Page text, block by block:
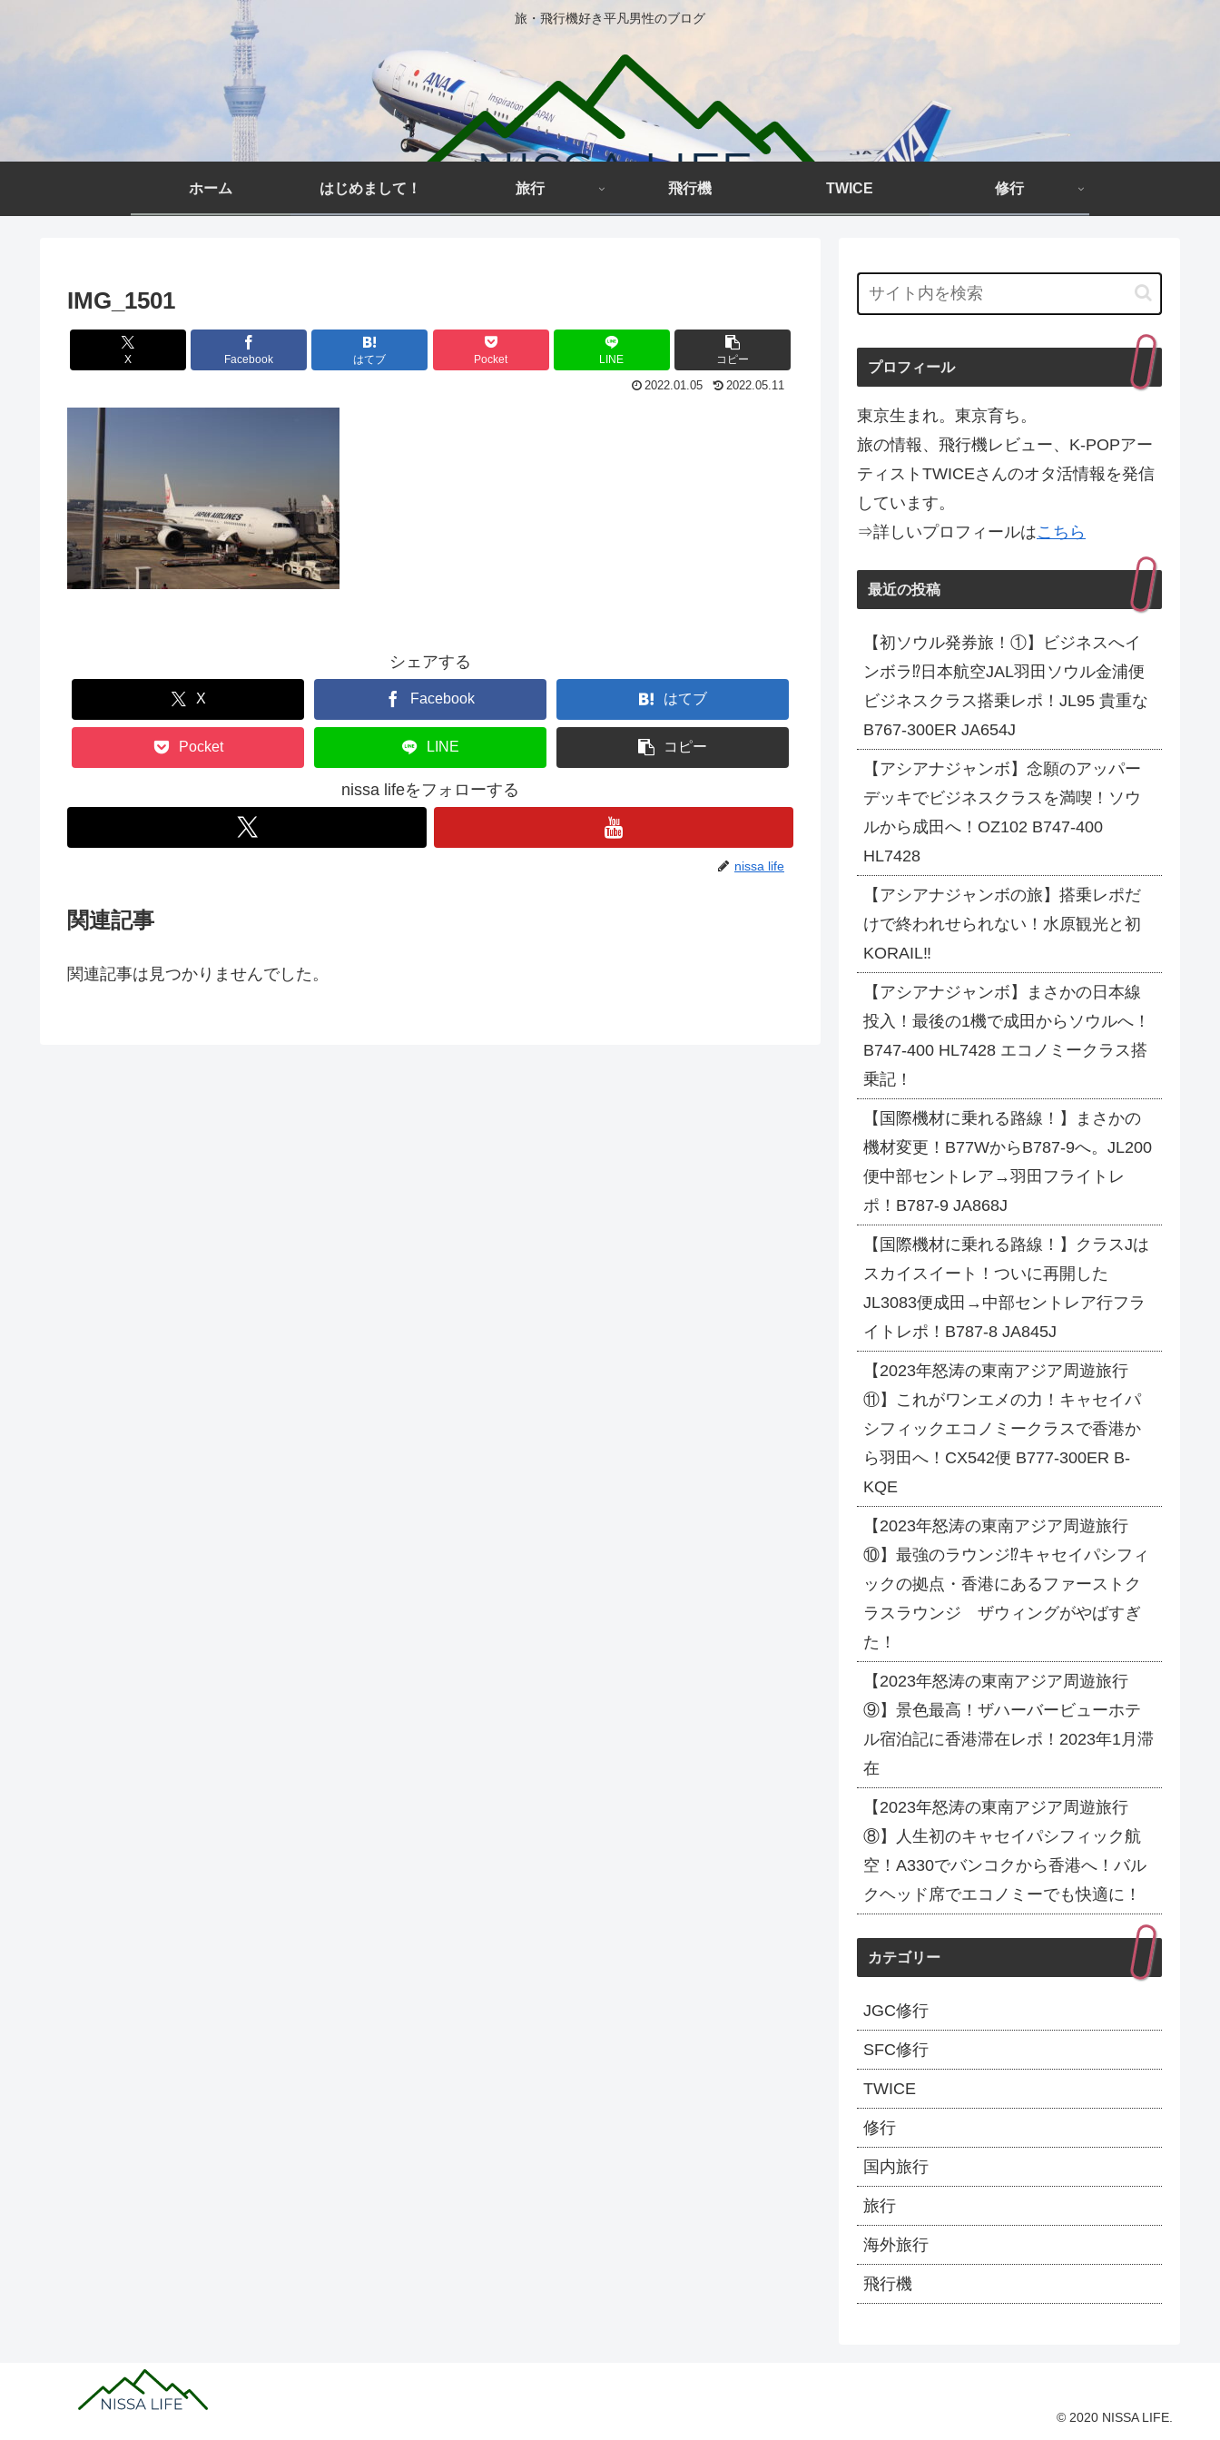
旅・飛行機好き平凡男性のブログ
ホーム はじめまして！ 旅行 飛行機 TWICE 修行
IMG_1501
X Facebook はてブ Pocket LINE コピー
2022.01.05 2022.05.11
シェアする
X Facebook はてブ
Pocket LINE コピー
nissa lifeをフォローする
nissa life
関連記事
関連記事は見つかりませんでした。
プロフィール
東京生まれ。東京育ち。
旅の情報、飛行機レビュー、K-POPアー
ティストTWICEさんのオタ活情報を発信
しています。
⇒詳しいプロフィールはこちら
最近の投稿
【初ソウル発券旅！①】ビジネスへイ
ンボラ⁉日本航空JAL羽田ソウル金浦便
ビジネスクラス搭乗レポ！JL95 貴重な
B767-300ER JA654J
【アシアナジャンボ】念願のアッパー
デッキでビジネスクラスを満喫！ソウ
ルから成田へ！OZ102 B747-400
HL7428
【アシアナジャンボの旅】搭乗レポだ
けで終われせられない！水原観光と初
KORAIL‼
【アシアナジャンボ】まさかの日本線
投入！最後の1機で成田からソウルへ！
B747-400 HL7428 エコノミークラス搭
乗記！
【国際機材に乗れる路線！】まさかの
機材変更！B77WからB787-9へ。JL200
便中部セントレア→羽田フライトレ
ポ！B787-9 JA868J
【国際機材に乗れる路線！】クラスJは
スカイスイート！ついに再開した
JL3083便成田→中部セントレア行フラ
イトレポ！B787-8 JA845J
【2023年怒涛の東南アジア周遊旅行
⑪】これがワンエメの力！キャセイパ
シフィックエコノミークラスで香港か
ら羽田へ！CX542便 B777-300ER B-
KQE
【2023年怒涛の東南アジア周遊旅行
⑩】最強のラウンジ⁉キャセイパシフィ
ックの拠点・香港にあるファーストク
ラスラウンジ ザウィングがやばすぎ
た！
【2023年怒涛の東南アジア周遊旅行
⑨】景色最高！ザハーバービューホテ
ル宿泊記に香港滞在レポ！2023年1月滞
在
【2023年怒涛の東南アジア周遊旅行
⑧】人生初のキャセイパシフィック航
空！A330でバンコクから香港へ！バル
クヘッド席でエコノミーでも快適に！
カテゴリー
JGC修行
SFC修行
TWICE
修行
国内旅行
旅行
海外旅行
飛行機
© 2020 NISSA LIFE.